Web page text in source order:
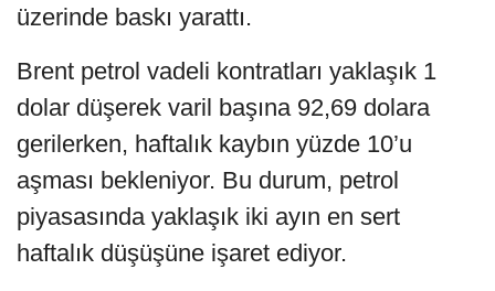
üzerinde baskı yarattı.
Brent petrol vadeli kontratları yaklaşık 1
dolar düşerek varil başına 92,69 dolara
gerilerken, haftalık kaybın yüzde 10’u
aşması bekleniyor. Bu durum, petrol
piyasasında yaklaşık iki ayın en sert
haftalık düşüşüne işaret ediyor.